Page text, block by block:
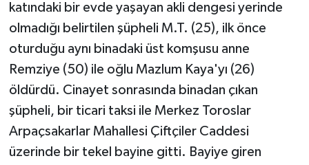
katındaki bir evde yaşayan akli dengesi yerinde
olmadığı belirtilen şüpheli M.T. (25), ilk önce
oturduğu aynı binadaki üst komşusu anne
Remziye (50) ile oğlu Mazlum Kaya'yı (26)
öldürdü. Cinayet sonrasında binadan çıkan
şüpheli, bir ticari taksi ile Merkez Toroslar
Arpaçsakarlar Mahallesi Çiftçiler Caddesi
üzerinde bir tekel bayine gitti. Bayiye giren